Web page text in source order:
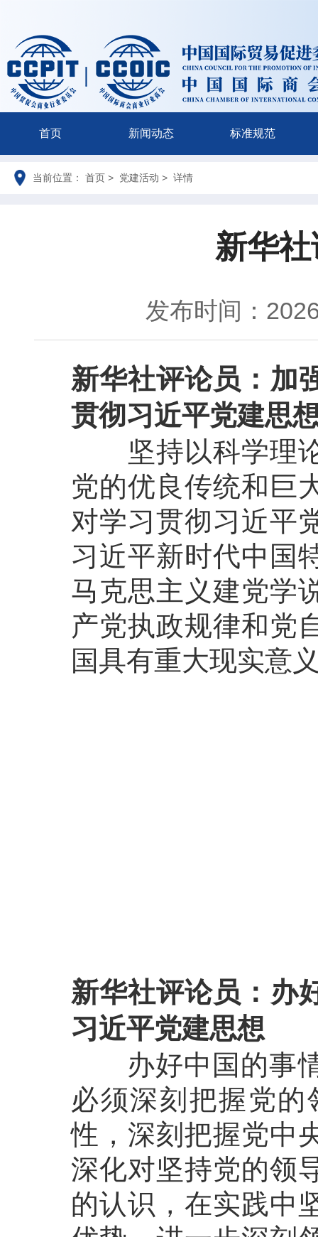
首页 新闻动态 标准规范
当前位置： 首页 > 党建活动 > 详情
新华
发布时间：
新华社评论员：
贯彻习近平党建思
坚持以科学理论
党的优良传统和巨
对学习贯彻习近平
习近平新时代中国
马克思主义建党学
产党执政规律和党
国具有重大现实意
新华社评论员：
习近平党建思想
办好中国的事情
必须深刻把握党
性，深刻把握党中
深化对坚持党的领
的认识，在实践中